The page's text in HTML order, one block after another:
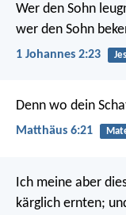
Wer den Sohn
wer den Sohn
1 Johannes 2:23
Denn wo dein
Matthäus 6:21
Ich meine aber
kärglich ernten;